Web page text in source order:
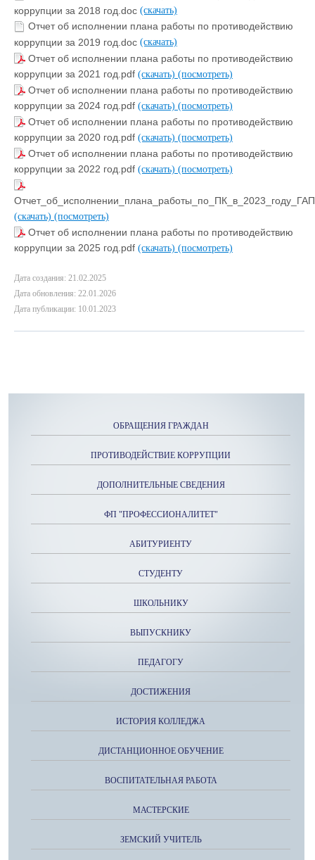
коррупции за 2018 год.doc (скачать)
Отчет об исполнении плана работы по противодействию
коррупции за 2019 год.doc (скачать)
Отчет об исполнении плана работы по противодействию
коррупции за 2021 год.pdf (скачать) (посмотреть)
Отчет об исполнении плана работы по противодействию
коррупции за 2024 год.pdf (скачать) (посмотреть)
Отчет об исполнении плана работы по противодействию
коррупции за 2020 год.pdf (скачать) (посмотреть)
Отчет об исполнении плана работы по противодействию
коррупции за 2022 год.pdf (скачать) (посмотреть)
(скачать) (посмотреть)
Отчет об исполнении плана работы по противодействию
коррупции за 2025 год.pdf (скачать) (посмотреть)
Дата создания: 21.02.2025
Дата обновления: 22.01.2026
Дата публикации: 10.01.2023
ОБРАЩЕНИЯ ГРАЖДАН
ПРОТИВОДЕЙСТВИЕ КОРРУПЦИИ
ДОПОЛНИТЕЛЬНЫЕ СВЕДЕНИЯ
ФП "ПРОФЕССИОНАЛИТЕТ"
АБИТУРИЕНТУ
СТУДЕНТУ
ШКОЛЬНИКУ
ВЫПУСКНИКУ
ПЕДАГОГУ
ДОСТИЖЕНИЯ
ИСТОРИЯ КОЛЛЕДЖА
ДИСТАНЦИОННОЕ ОБУЧЕНИЕ
ВОСПИТАТЕЛЬНАЯ РАБОТА
МАСТЕРСКИЕ
ЗЕМСКИЙ УЧИТЕЛЬ